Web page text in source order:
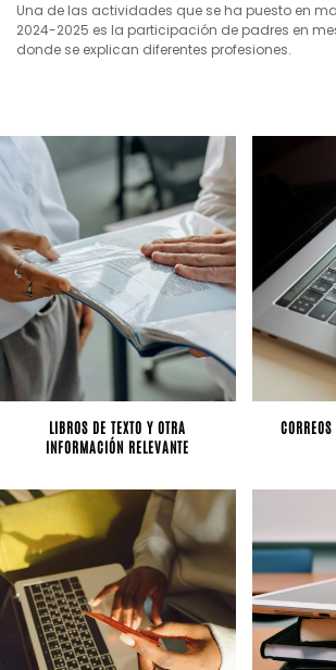
Una de las actividades que se ha puesto en
2024-2025 es la participación de padres en
donde se explican diferentes profesiones.
LIBROS DE TEXTO Y OTRA
INFORMACIÓN RELEVANTE